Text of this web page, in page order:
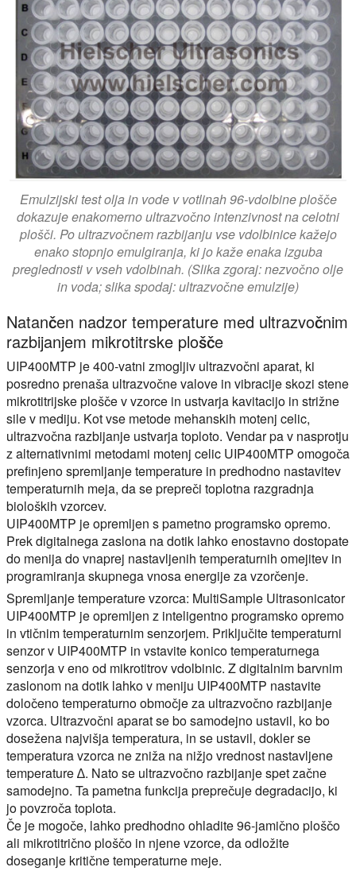
Emulzijski test olja in vode v votlinah 96-vdolbine plošče
dokazuje enakomerno ultrazvočno intenzivnost na celotni
plošči. Po ultrazvočnem razbijanju vse vdolbinice kažejo
enako stopnjo emulgiranja, ki jo kaže enaka izguba
preglednosti v vseh vdolbinah. (Slika zgoraj: nezvočno olje
in voda; slika spodaj: ultrazvočne emulzije)
Natančen nadzor temperature med ultrazvočnim
razbijanjem mikrotitrske plošče
UIP400MTP je 400-vatni zmogljiv ultrazvočni aparat, ki
posredno prenaša ultrazvočne valove in vibracije skozi stene
mikrotitrijske plošče v vzorce in ustvarja kavitacijo in strižne
sile v mediju. Kot vse metode mehanskih motenj celic,
ultrazvočna razbijanje ustvarja toploto. Vendar pa v nasprotju
z alternativnimi metodami motenj celic UIP400MTP omogoča
prefinjeno spremljanje temperature in predhodno nastavitev
temperaturnih meja, da se prepreči toplotna razgradnja
bioloških vzorcev.
UIP400MTP je opremljen s pametno programsko opremo.
Prek digitalnega zaslona na dotik lahko enostavno dostopate
do menija do vnaprej nastavljenih temperaturnih omejitev in
programiranja skupnega vnosa energije za vzorčenje.
Spremljanje temperature vzorca: MultiSample Ultrasonicator
UIP400MTP je opremljen z inteligentno programsko opremo
in vtičnim temperaturnim senzorjem. Priključite temperaturni
senzor v UIP400MTP in vstavite konico temperaturnega
senzorja v eno od mikrotitrov vdolbinic. Z digitalnim barvnim
zaslonom na dotik lahko v meniju UIP400MTP nastavite
določeno temperaturno območje za ultrazvočno razbijanje
vzorca. Ultrazvočni aparat se bo samodejno ustavil, ko bo
dosežena najvišja temperatura, in se ustavil, dokler se
temperatura vzorca ne zniža na nižjo vrednost nastavljene
temperature ∆. Nato se ultrazvočno razbijanje spet začne
samodejno. Ta pametna funkcija preprečuje degradacijo, ki
jo povzroča toplota.
Če je mogoče, lahko predhodno ohladite 96-jamično ploščo
ali mikrotitrično ploščo in njene vzorce, da odložite
doseganje kritične temperaturne meje.